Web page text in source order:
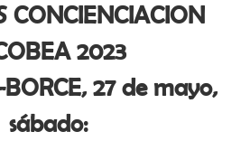
CONCIENCIACION
2023
27 de mayo,
sábado: